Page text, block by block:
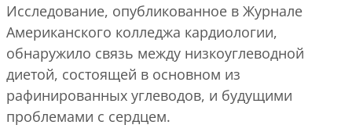
Исследование, опубликованное в Журнале
Американского колледжа кардиологии,
обнаружило связь между низкоуглеводной
диетой, состоящей в основном из
рафинированных углеводов, и будущими
проблемами с сердцем.